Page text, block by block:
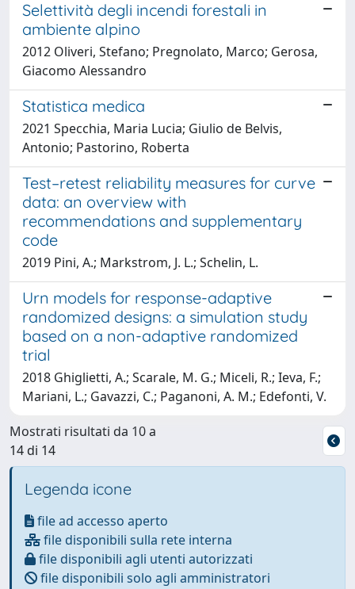
Selettività degli incendi forestali in
ambiente alpino
2012 Oliveri, Stefano; Pregnolato, Marco; Gerosa,
Giacomo Alessandro
Statistica medica
2021 Specchia, Maria Lucia; Giulio de Belvis,
Antonio; Pastorino, Roberta
Test–retest reliability measures for curve
data: an overview with
recommendations and supplementary
code
2019 Pini, A.; Markstrom, J. L.; Schelin, L.
Urn models for response-adaptive
randomized designs: a simulation study
based on a non-adaptive randomized
trial
2018 Ghiglietti, A.; Scarale, M. G.; Miceli, R.; Ieva, F.;
Mariani, L.; Gavazzi, C.; Paganoni, A. M.; Edefonti, V.
Mostrati risultati da 10 a
14 di 14
Legenda icone
file ad accesso aperto
file disponibili sulla rete interna
file disponibili agli utenti autorizzati
file disponibili solo agli amministratori